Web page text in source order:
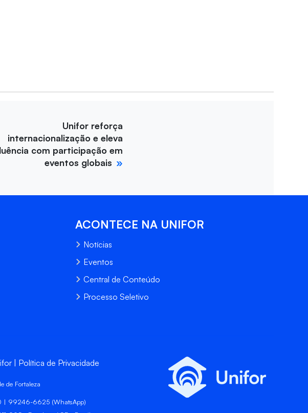
Unifor reforça
internacionalização e eleva
com participação em
eventos globais
ACONTECE NA UNIFOR
Notícias
Eventos
Central de Conteúdo
Processo Seletivo
Política de Privacidade
de Fortaleza
| 99246-6625 (WhatsApp)